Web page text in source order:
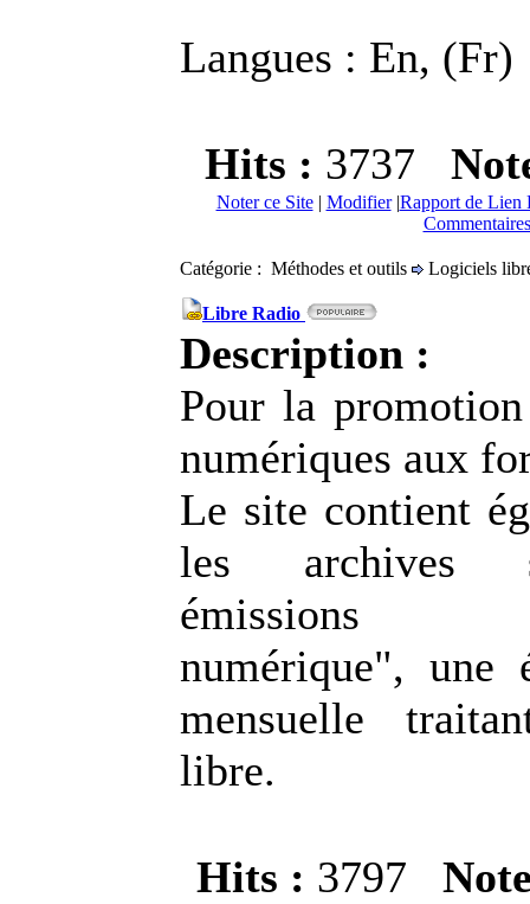
Langues : En, (Fr)
Hits : 3737
Noter ce Site| Modifier|Rapport de Lien
Catégorie : Méthodes et outils Logiciels
Libre Radio
Description :
Pour la
numériques aux
Le site contient
les archives
émissions
numérique", une
mensuelle
libre.
Hits : 3797